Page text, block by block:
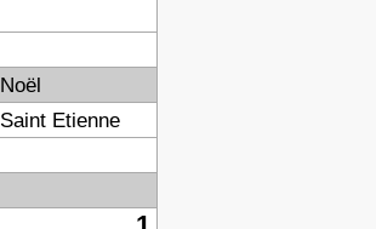
Noël
Saint Etienne